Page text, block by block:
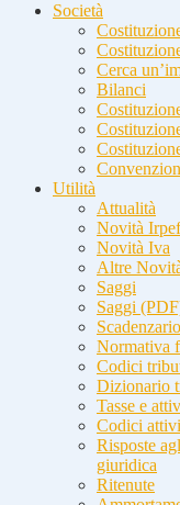
Società
Cerca
Bilanci
Utilità
Attualità
Novità
Novità Iva
Altre
Saggi
Saggi
Normativa
Codici
Dizionario
Tasse e
Codici
Risposte
giuridica
Ritenute